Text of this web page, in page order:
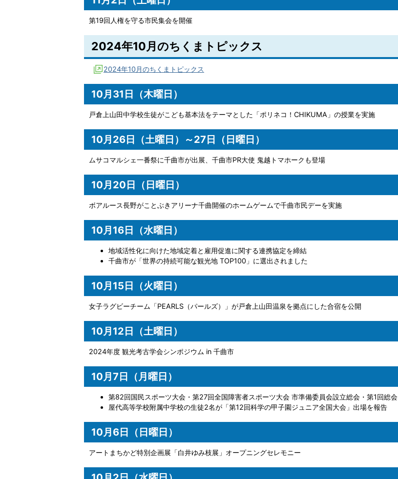
第19回人権を守る市民集会を開催
2024年10月のちくまトピックス
2024年10月のちくまトピックス
10月31日（木曜日）
戸倉上山田中学校生徒がこども基本法をテーマとした「ポリネコ！CHIKUMA」の授業を実施
10月26日（土曜日）～27日（日曜日）
ムサコマルシェ一番祭に千曲市が出展、千曲市PR大使 鬼越トマホークも登場
10月20日（日曜日）
ボアルース長野がことぶきアリーナ千曲開催のホームゲームで千曲市民デーを実施
10月16日（水曜日）
地域活性化に向けた地域定着と雇用促進に関する連携協定を締結
千曲市が「世界の持続可能な観光地 TOP100」に選出されました
10月15日（火曜日）
女子ラグビーチーム「PEARLS（パールズ）」が戸倉上山田温泉を拠点にした合宿を公開
10月12日（土曜日）
2024年度 観光考古学会シンポジウム in 千曲市
10月7日（月曜日）
第82回国民スポーツ大会・第27回全国障害者スポーツ大会 市準備委員会設立総会・第1回総会
屋代高等学校附属中学校の生徒2名が「第12回科学の甲子園ジュニア全国大会」出場を報告
10月6日（日曜日）
アートまちかど特別企画展「白井ゆみ枝展」オープニングセレモニー